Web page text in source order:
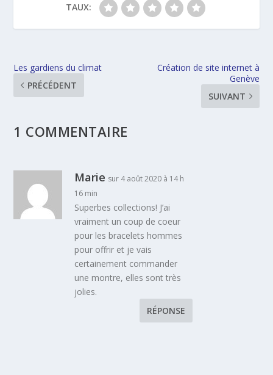
TAUX:
Les gardiens du climat
PRÉCÉDENT
Création de site internet à
Genève
SUIVANT
1 COMMENTAIRE
Marie sur 4 août 2020 à 14 h
16 min
Superbes collections! J’ai
vraiment un coup de coeur
pour les bracelets hommes
pour offrir et je vais
certainement commander
une montre, elles sont très
jolies.
RÉPONSE